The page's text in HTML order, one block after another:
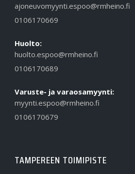
ajoneuvomyynti.espoo@rmheino.fi
0106170669
Huolto:
huolto.espoo@rmheino.fi
0106170689
Varuste- ja varaosamyynti:
myynti.espoo@rmheino.fi
0106170679
TAMPEREEN TOIMIPISTE